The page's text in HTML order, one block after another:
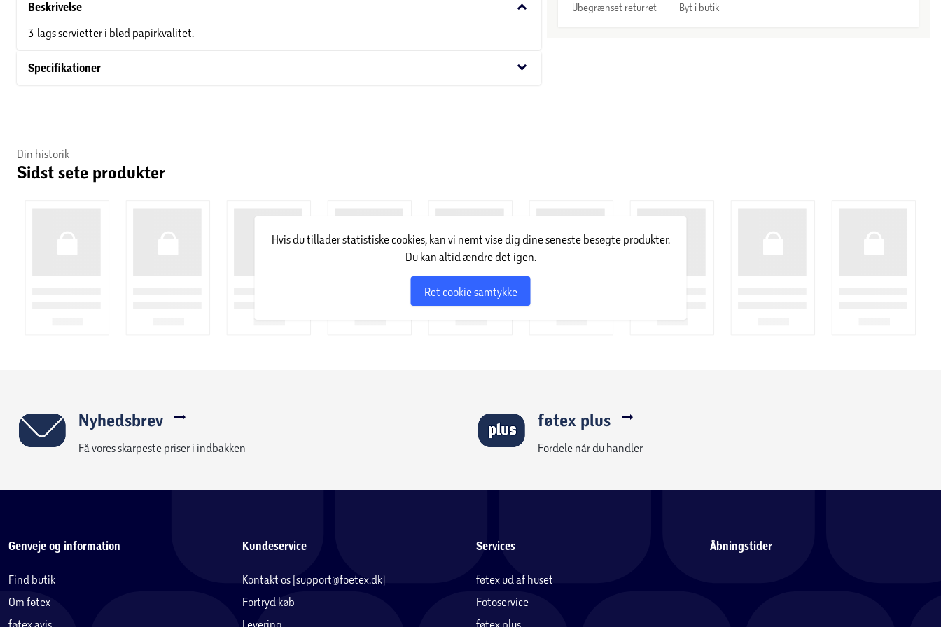
Beskrivelse keyboard_arrow_down
3-lags servietter i blød papirkvalitet.
Specifikationer keyboard_arrow_down
Ubegrænset returret Byt i butik
Din historik
Sidst sete produkter
Hvis du tillader statistiske cookies, kan vi nemt vise dig dine seneste besøgte produkter.
Du kan altid ændre det igen.
Ret cookie samtykke
Nyhedsbrev
Få vores skarpeste priser i indbakken
føtex plus
Fordele når du handler
Genveje og information
Find butik
Om føtex
føtex avis
Kundeservice
Kontakt os (support@foetex.dk)
Fortryd køb
Levering
Services
føtex ud af huset
Fotoservice
føtex plus
Åbningstider